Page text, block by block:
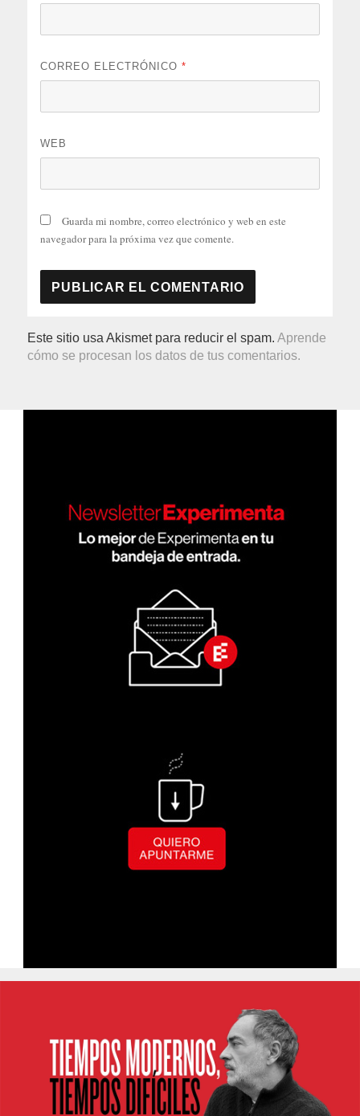
CORREO ELECTRÓNICO*
WEB
Guarda mi nombre, correo electrónico y web en este
navegador para la próxima vez que comente.
Este sitio usa Akismet para reducir el spam.Aprende
cómo se procesan los datos de tus comentarios.